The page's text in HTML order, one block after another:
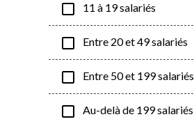
check_box_outline_blank 11 à 19 salariés
check_box_outline_blank Entre 20 et 49 salariés
check_box_outline_blank Entre 50 et 199 salariés
check_box_outline_blank Au-delà de 199 salariés